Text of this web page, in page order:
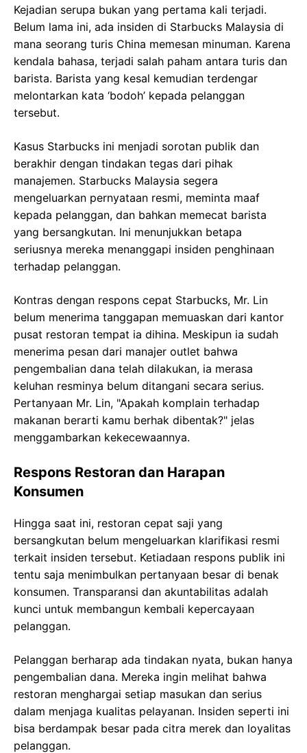
Kejadian serupa bukan yang pertama kali terjadi.
Belum lama ini, ada insiden di Starbucks Malaysia di
mana seorang turis China memesan minuman. Karena
kendala bahasa, terjadi salah paham antara turis dan
barista. Barista yang kesal kemudian terdengar
melontarkan kata ‘bodoh’ kepada pelanggan
tersebut.
Kasus Starbucks ini menjadi sorotan publik dan
berakhir dengan tindakan tegas dari pihak
manajemen. Starbucks Malaysia segera
mengeluarkan pernyataan resmi, meminta maaf
kepada pelanggan, dan bahkan memecat barista
yang bersangkutan. Ini menunjukkan betapa
seriusnya mereka menanggapi insiden penghinaan
terhadap pelanggan.
Kontras dengan respons cepat Starbucks, Mr. Lin
belum menerima tanggapan memuaskan dari kantor
pusat restoran tempat ia dihina. Meskipun ia sudah
menerima pesan dari manajer outlet bahwa
pengembalian dana telah dilakukan, ia merasa
keluhan resminya belum ditangani secara serius.
Pertanyaan Mr. Lin, "Apakah komplain terhadap
makanan berarti kamu berhak dibentak?" jelas
menggambarkan kekecewaannya.
Respons Restoran dan Harapan
Konsumen
Hingga saat ini, restoran cepat saji yang
bersangkutan belum mengeluarkan klarifikasi resmi
terkait insiden tersebut. Ketiadaan respons publik ini
tentu saja menimbulkan pertanyaan besar di benak
konsumen. Transparansi dan akuntabilitas adalah
kunci untuk membangun kembali kepercayaan
pelanggan.
Pelanggan berharap ada tindakan nyata, bukan hanya
pengembalian dana. Mereka ingin melihat bahwa
restoran menghargai setiap masukan dan serius
dalam menjaga kualitas pelayanan. Insiden seperti ini
bisa berdampak besar pada citra merek dan loyalitas
pelanggan.